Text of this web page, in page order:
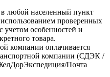
любой населенный пункт
проверенных
учетом особенностей и
товара.
компании оплачивается
компании (СДЭК /
Почта